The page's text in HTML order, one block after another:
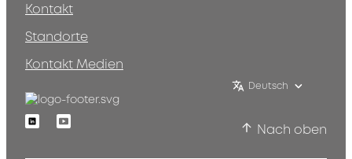
Kontakt
Standorte
Kontakt Medien
Deutsch
LinkedinYoutube
Nach oben